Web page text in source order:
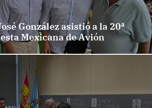
González asistió a la 20ª
Mexicana de Avión